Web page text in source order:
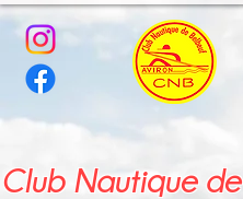
Club Nautique